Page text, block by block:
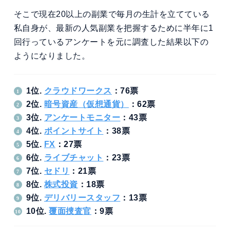
そこで現在20以上の副業で毎月の生計を立てている
私自身が、最新の人気副業を把握するために半年に1
回行っているアンケートを元に調査した結果以下の
ようになりました。
1位. クラウドワークス ：76票
2位. 暗号資産（仮想通貨）
：62票
3位. アンケートモニター ：43票
4位. ポイントサイト ：38票
5位. FX ：27票
6位. ライブチャット ：23票
7位. セドリ ：21票
8位. 株式投資 ：18票
9位. デリバリースタッフ ：13票
10位.覆面捜査官 ：9票